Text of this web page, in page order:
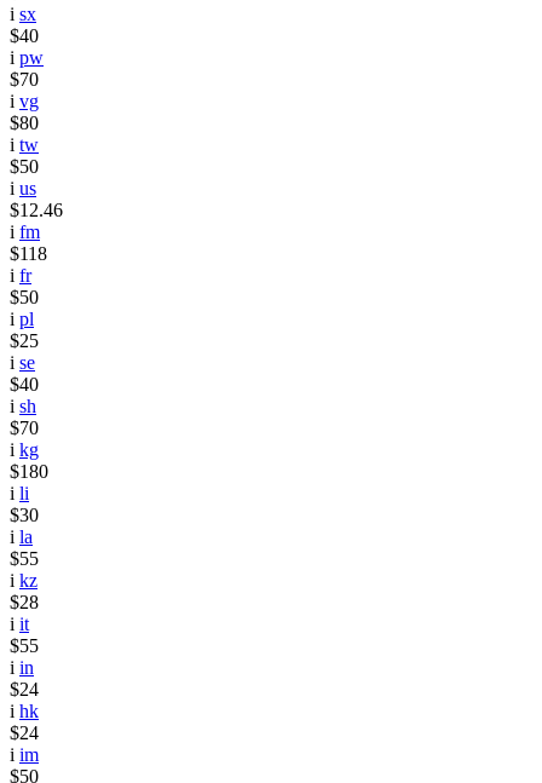
i sx
$40
i pw
$70
i vg
$80
i tw
$50
i us
$12.46
i fm
$118
i fr
$50
i pl
$25
i se
$40
i sh
$70
i kg
$180
i li
$30
i la
$55
i kz
$28
i it
$55
i in
$24
i hk
$24
i im
$50